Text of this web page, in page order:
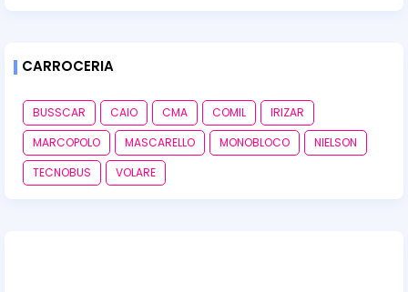
CARROCERIA
BUSSCAR CAIO CMA COMIL
IRIZAR
MARCOPOLO
MASCARELLO MONOBLOCO
NIELSON
TECNOBUS
VOLARE